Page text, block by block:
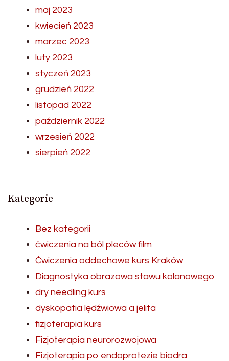
maj 2023
kwiecień 2023
marzec 2023
luty 2023
styczeń 2023
grudzień 2022
listopad 2022
październik 2022
wrzesień 2022
sierpień 2022
Kategorie
Bez kategorii
ćwiczenia na ból pleców film
Ćwiczenia oddechowe kurs Kraków
Diagnostyka obrazowa stawu kolanowego
dry needling kurs
dyskopatia lędźwiowa a jelita
fizjoterapia kurs
Fizjoterapia neurorozwojowa
Fizjoterapia po endoprotezie biodra